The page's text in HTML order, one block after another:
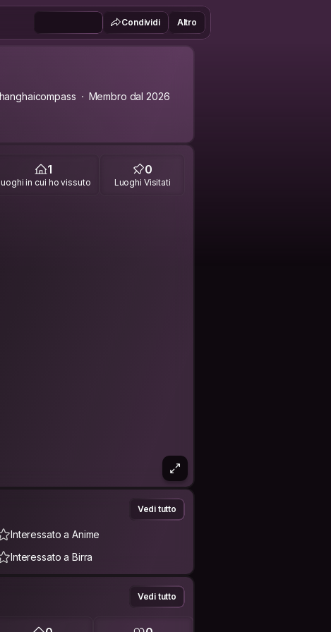
Condividi Altro
Membro dal 2026
1
in cui ho vissuto
0
Luoghi Visitati
Vedi tutto
Interessato a Anime
Interessato a Birra
Vedi tutto